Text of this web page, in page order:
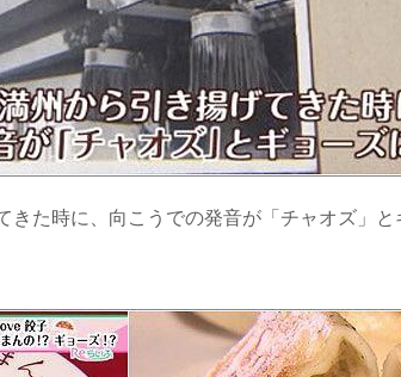
きた時に、向こうでの発音が「チャオズ」